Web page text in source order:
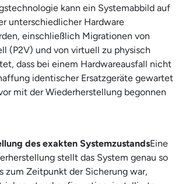
kann ein Systemabbild auf
unterschiedlicher Hardware
einschließlich Migrationen von
(P2V) und von virtuell zu physisch
dass bei einem Hardwareausfall nicht
identischer Ersatzgeräte gewartet
mit der Wiederherstellung begonnen
des exakten SystemzustandsEine
stellt das System genau so
zum Zeitpunkt der Sicherung war,